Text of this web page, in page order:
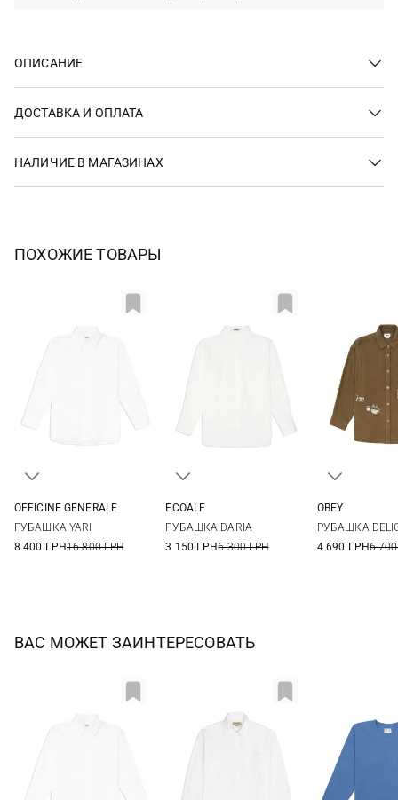
ОПИСАНИЕ
ДОСТАВКА И ОПЛАТА
НАЛИЧИЕ В МАГАЗИНАХ
ПОХОЖИЕ ТОВАРЫ
OFFICINE GENERALE
РУБАШКА YARI
8 400 ГРН16 800 ГРН
ECOALF
РУБАШКА DARIA
3 150 ГРН6 300 ГРН
OBEY
РУБАШКА
4 690 ГРН6
ВАС МОЖЕТ ЗАИНТЕРЕСОВАТЬ